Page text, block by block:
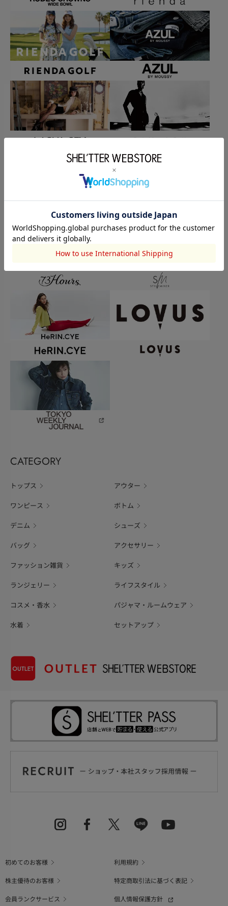
CATEGORY
トップス アウター
ワンピース ボトム
デニム シューズ
バッグ アクセサリー
ファッション雑貨 キッズ
ランジェリー ライフスタイル
コスメ・香水 パジャマ・ルームウェア
水着 セットアップ
初めてのお客様
利用規約
株主優待のお客様
特定商取引法に基づく表記
会員ランクサービス
個人情報保護方針